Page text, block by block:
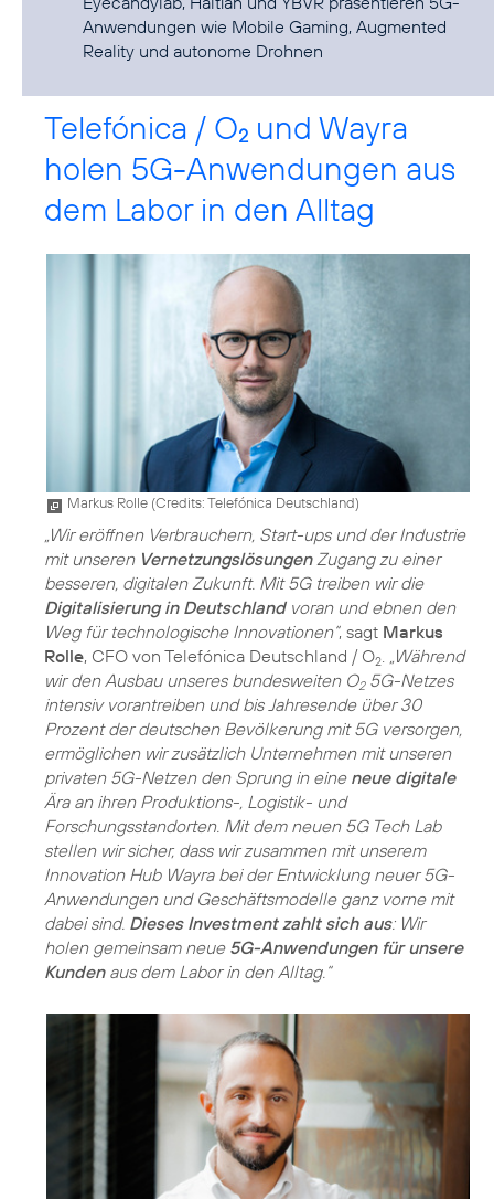
Anwendungen wie Mobile Gaming, Augmented
Reality und autonome Drohnen
Telefónica / O2 und Wayra
holen 5G-Anwendungen aus
dem Labor in den Alltag
Markus Rolle (Credits: Telefónica Deutschland)
„Wir eröffnen Verbrauchern, Start-ups und der Industrie
mit unseren VernetzungslösungenZugang zu einer
besseren, digitalen Zukunft. Mit 5G treiben wir die
Digitalisierung in Deutschlandvoran und ebnen den
Weg für technologische Innovationen“, sagt Markus
Rolle, CFO von Telefónica Deutschland / O2. „Während
wir den Ausbau unseres bundesweiten O25G-Netzes
intensiv vorantreiben und bis Jahresende über 30
Prozent der deutschen Bevölkerung mit 5G versorgen,
ermöglichen wir zusätzlich Unternehmen mit unseren
privaten 5G-Netzen den Sprung in eine neue digitale
Ära an ihren Produktions-, Logistik- und
Forschungsstandorten. Mit dem neuen 5G Tech Lab
stellen wir sicher, dass wir zusammen mit unserem
Innovation Hub Wayra bei der Entwicklung neuer 5G-
Anwendungen und Geschäftsmodelle ganz vorne mit
dabei sind. Dieses Investment zahlt sich aus: Wir
holen gemeinsam neue 5G-Anwendungen für unsere
Kundenaus dem Labor in den Alltag.“